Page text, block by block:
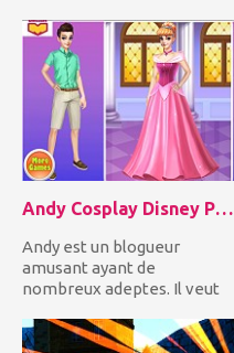
Mais vo...
Andy Cosplay Disney Princesses
Andy est un blogueur
amusant ayant de
nombreux adeptes. Il veut
va cospla...